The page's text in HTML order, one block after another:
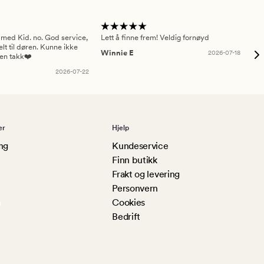
Kid. no. God service,
til døren. Kunne ikke
takk❤️
2026-07-22
Lett å finne frem! Veldig fornøyd
Winnie E
2026-07-18
Hjelp
Kundeservice
Finn butikk
Frakt og levering
Personvern
Cookies
Bedrift